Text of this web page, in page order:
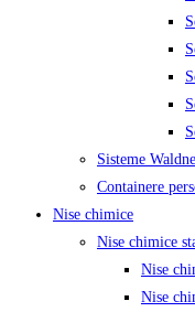
Sisteme
Containere
Nise chimice
Nise chimice
Nise
Nise